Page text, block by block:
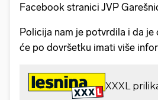
Facebook stranici JVP
Policija nam je potvrdila i da
će po dovršetku imati više